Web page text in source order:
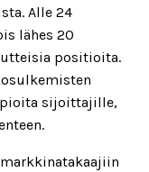
Alle 24
lähes 20
positioita.
sijoittajille,